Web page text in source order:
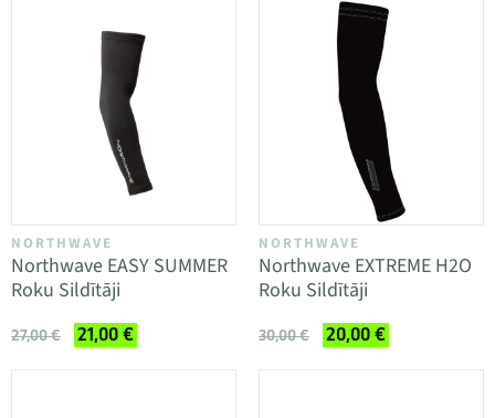
NORTHWAVE
Northwave EASY SUMMER
Roku Sildītāji
27,00 € 21,00 €
NORTHWAVE
Northwave EXTREME H2O
Roku Sildītāji
30,00 € 20,00 €